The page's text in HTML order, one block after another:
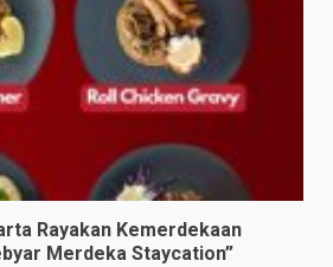
Rayakan Kemerdekaan
Merdeka Staycation”